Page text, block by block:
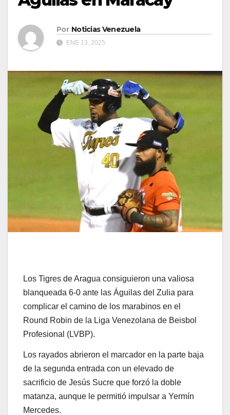
Por Noticias Venezuela
ENE 13, 2025
Los Tigres de Aragua consiguieron una valiosa
blanqueada 6-0 ante las Águilas del Zulia para
complicar el camino de los marabinos en el
Round Robin de la Liga Venezolana de Beisbol
Profesional (LVBP).
Los rayados abrieron el marcador en la parte baja
de la segunda entrada con un elevado de
sacrificio de Jesús Sucre que forzó la doble
matanza, aunque le permitió impulsar a Yermín
Mercedes.